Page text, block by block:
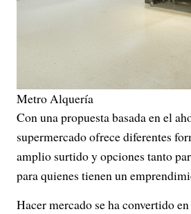
Metro Alquería
Con una propuesta basada en el
supermercado ofrece diferentes
amplio surtido y opciones tanto
para quienes tienen un
Hacer mercado se ha convertido